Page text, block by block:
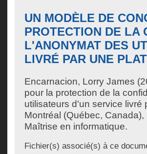
UN MODÈLE DE
PROTECTION DE LA
L'ANONYMAT DES
LIVRÉ PAR UNE
Encarnacion, Lorry James
pour la protection de la
utilisateurs d'un service livré
Montréal (Québec,
Maîtrise en informatique.
Fichier(s) associé(s) à ce